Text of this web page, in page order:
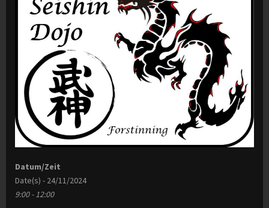
Datum/Zeit
Date(s) - 24/11/2024
9:00 - 12:00